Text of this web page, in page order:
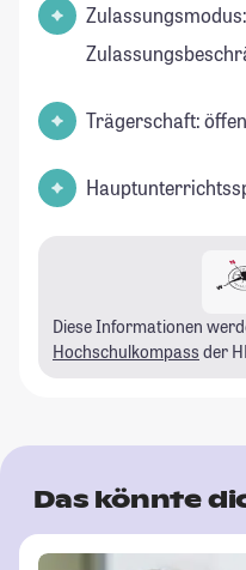
Trägerschaft:
Diese Informationen
Hochschulkompass der
Das könnte